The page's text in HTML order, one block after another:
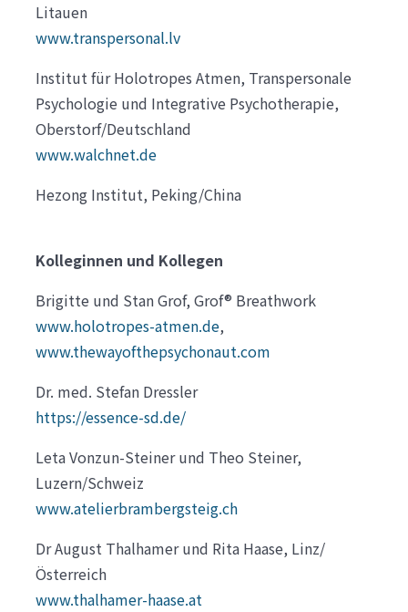
Litauen
www.transpersonal.lv
Institut für Holotropes Atmen, Transpersonale
Psychologie und Integrative Psychotherapie,
Oberstorf/Deutschland
www.walchnet.de
Hezong Institut, Peking/China
Kolleginnen und Kollegen
Brigitte und Stan Grof, Grof® Breathwork
www.holotropes-atmen.de,
www.thewayofthepsychonaut.com
Dr. med. Stefan Dressler
https://essence-sd.de/
Leta Vonzun-Steiner und Theo Steiner,
Luzern/Schweiz
www.atelierbrambergsteig.ch
Dr August Thalhamer und Rita Haase, Linz/
Österreich
www.thalhamer-haase.at